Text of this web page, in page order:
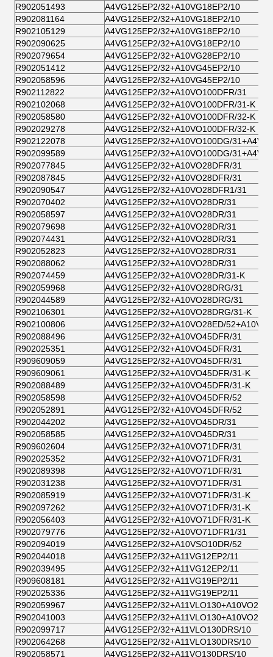
R902051493
A4VG125EP2/32+A10VG18EP2/10
R902081164
A4VG125EP2/32+A10VG18EP2/10
R902105129
A4VG125EP2/32+A10VG18EP2/10
R902090625
A4VG125EP2/32+A10VG18EP2/10
R902079654
A4VG125EP2/32+A10VG28EP2/10
R902051412
A4VG125EP2/32+A10VG45EP2/10
R902058596
A4VG125EP2/32+A10VG45EP2/10
R902112822
A4VG125EP2/32+A10VO100DFR/31
R902102068
A4VG125EP2/32+A10VO100DFR/31-K
R902058580
A4VG125EP2/32+A10VO100DFR/32-K
R902029278
A4VG125EP2/32+A10VO100DFR/32-K
R902122078
A4VG125EP2/32+A10VO100DG/
R902099589
A4VG125EP2/32+A10VO100DG/
R902077845
A4VG125EP2/32+A10VO28DFR/31
R902087845
A4VG125EP2/32+A10VO28DFR/31
R902090547
A4VG125EP2/32+A10VO28DFR1/31
R902070402
A4VG125EP2/32+A10VO28DR/31
R902058597
A4VG125EP2/32+A10VO28DR/31
R902079698
A4VG125EP2/32+A10VO28DR/31
R902074431
A4VG125EP2/32+A10VO28DR/31
R902052823
A4VG125EP2/32+A10VO28DR/31
R902088062
A4VG125EP2/32+A10VO28DR/31
R902074459
A4VG125EP2/32+A10VO28DR/31-K
R902059968
A4VG125EP2/32+A10VO28DRG/31
R902044589
A4VG125EP2/32+A10VO28DRG/31
R902106301
A4VG125EP2/32+A10VO28DRG/31-K
R902100806
A4VG125EP2/32+A10VO28ED/
R902088496
A4VG125EP2/32+A10VO45DFR/31
R902025351
A4VG125EP2/32+A10VO45DFR/31
R909609059
A4VG125EP2/32+A10VO45DFR/31
R909609061
A4VG125EP2/32+A10VO45DFR/31-K
R902088489
A4VG125EP2/32+A10VO45DFR/31-K
R902058598
A4VG125EP2/32+A10VO45DFR/52
R902052891
A4VG125EP2/32+A10VO45DFR/52
R902044202
A4VG125EP2/32+A10VO45DR/31
R902058585
A4VG125EP2/32+A10VO45DR/31
R909602604
A4VG125EP2/32+A10VO71DFR/31
R902025352
A4VG125EP2/32+A10VO71DFR/31
R902089398
A4VG125EP2/32+A10VO71DFR/31
R902031238
A4VG125EP2/32+A10VO71DFR/31
R902085919
A4VG125EP2/32+A10VO71DFR/31-K
R902097262
A4VG125EP2/32+A10VO71DFR/31-K
R902056403
A4VG125EP2/32+A10VO71DFR/31-K
R902079776
A4VG125EP2/32+A10VO71DFR1/31
R902094019
A4VG125EP2/32+A10VSO10DR/52
R902044018
A4VG125EP2/32+A11VG12EP2/11
R902039495
A4VG125EP2/32+A11VG12EP2/11
R909608181
A4VG125EP2/32+A11VG19EP2/11
R902025336
A4VG125EP2/32+A11VG19EP2/11
R902059967
A4VG125EP2/32+A11VLO130+A10VO28
R902041003
A4VG125EP2/32+A11VLO130+A10VO28
R902099717
A4VG125EP2/32+A11VLO130DRS/10
R902064268
A4VG125EP2/32+A11VLO130DRS/10
R902058571
A4VG125EP2/32+A11VO130DRS/10